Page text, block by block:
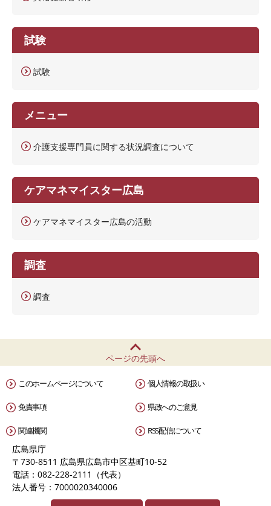
試験
試験
メニュー
介護支援専門員に関する状況調査について
ケアマネマイスター広島
ケアマネマイスター広島の活動
調査
調査
ページの先頭へ
このホームページについて 個人情報の取扱い
免責事項 県政へのご意見
関連機関 RSS配信について
広島県庁
〒730-8511 広島県広島市中区基町10-52
電話：082-228-2111（代表）
法人番号：7000020340006